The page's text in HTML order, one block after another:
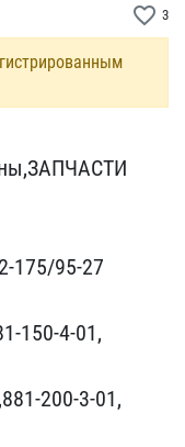
favorite_border 3
175/95-27
1​50-4-01,
200​-3-01,